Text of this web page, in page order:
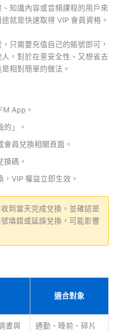
知識內容或音頻課程的用戶來
就是快速取得 VIP 會員資格。
只需要充值自己的賬號即可，
。對於在意安全性、又想省去
相對簡單的做法。
App。
的」。
會員兌換相關頁面。
換碼。
，VIP 權益立即生效。
到當天完成兌換，並確認是
填錯或延誤兌換，可能影響
適合對象
書與
通勤、睡前、碎片